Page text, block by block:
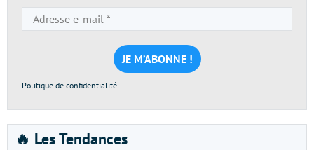
e-
mail
*
Politique de confidentialité
🔥 Les Tendances